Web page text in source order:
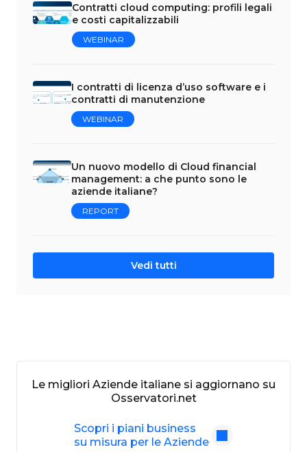
Contratti cloud computing: profili legali
e costi capitalizzabili
WEBINAR
I contratti di licenza d’uso software e i
contratti di manutenzione
WEBINAR
Un nuovo modello di Cloud financial
management: a che punto sono le
aziende italiane?
REPORT
Vedi tutti
Le migliori Aziende italiane si aggiornano su
Osservatori.net
Scopri i piani business
su misura per le Aziende